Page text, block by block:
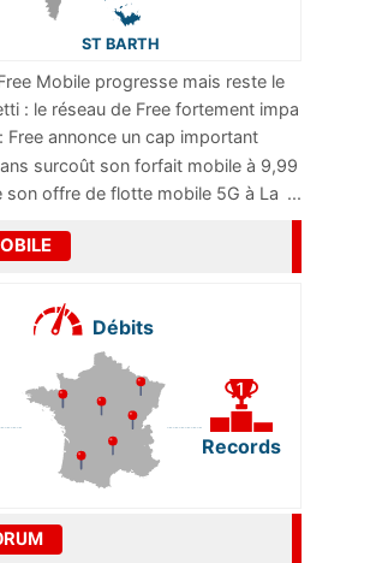
ST BARTH
Mobile progresse mais reste le
...
: le réseau de Free fortement impa
Free annonce un cap important
...
surcoût son forfait mobile à 9,99
son offre de flotte mobile 5G à La ...
Débits
Records